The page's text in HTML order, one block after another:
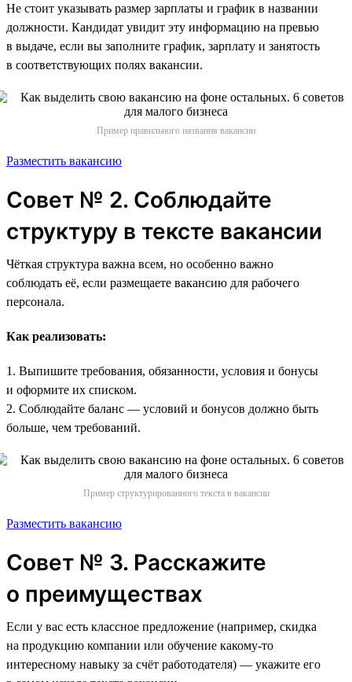
Не стоит указывать размер зарплаты и график в названии
должности. Кандидат увидит эту информацию на превью
в выдаче, если вы заполните график, зарплату и занятость
в соответствующих полях вакансии.
Пример правильного названия вакансии
Разместить вакансию
Совет № 2. Соблюдайте
структуру в тексте вакансии
Чёткая структура важна всем, но особенно важно
соблюдать её, если размещаете вакансию для рабочего
персонала.
Как реализовать:
1. Выпишите требования, обязанности, условия и бонусы
и оформите их списком.
2. Соблюдайте баланс — условий и бонусов должно быть
больше, чем требований.
Пример структурированного текста в вакансии
Разместить вакансию
Совет № 3. Расскажите
о преимуществах
Если у вас есть классное предложение (например, скидка
на продукцию компании или обучение какому-то
интересному навыку за счёт работодателя) — укажите его